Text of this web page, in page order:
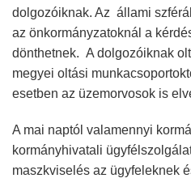
dolgozóiknak. Az állami
az önkormányzatoknál a
dönthetnek. A dolgozóiknak
megyei oltási
esetben az üzemorvosok is
A mai naptól valamennyi
kormányhivatali
maszkviselés az ügyfeleknek